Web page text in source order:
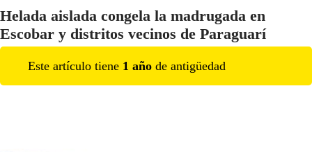
Helada aislada congela la madrugada en
Escobar y distritos vecinos de Paraguarí
Este artículo tiene 1 año de antigüedad